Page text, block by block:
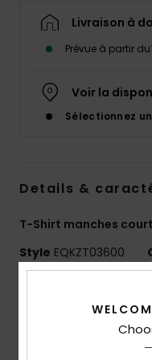
Livraison à
Prévue à partir du
Voir la
Sélectionnez
Details &
T-Shirt manches
Style EQKZT03600